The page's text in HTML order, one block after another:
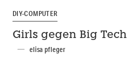
DIY-COMPUTER
Girls gegen Big Tech
elisa pfleger